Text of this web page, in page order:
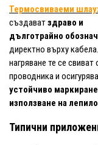
Термосвиваеми
създаватздраво и
дълготрайно
директно върху
нагряване те се свиват
проводника и
устойчиво
използване на лепило
Типични